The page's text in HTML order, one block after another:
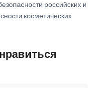
российских и
косметических